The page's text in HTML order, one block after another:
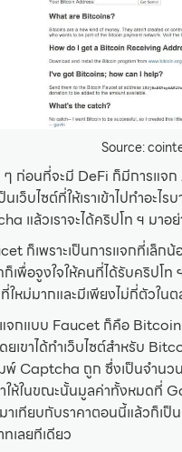
Source:
ก่อนที่จะมี DeFi ก็มีการแจ
เว็บไซต์ที่ให้เราเข้าไปทำอะ
แล้วเราจะได้คริปโท ฯ มาอ
ก็เพราะเป็นการแจกที่เล็
เพื่อจูงใจให้คนที่ได้รับคริปโท
ใหม่มากและมีเพียงไม่กี่ตัวใน
จกแบบ Faucet ก็คือ
เขาได้ทำเว็บไซต์สำหรับ
พ์ Captcha ถูก ซึ่งเป็นจำน
ให้ในขณะนั้นมูลค่าทั้งหมดที่
เทียบกับราคาตอนนี้แล้วก็เ
เลยทีเดียว